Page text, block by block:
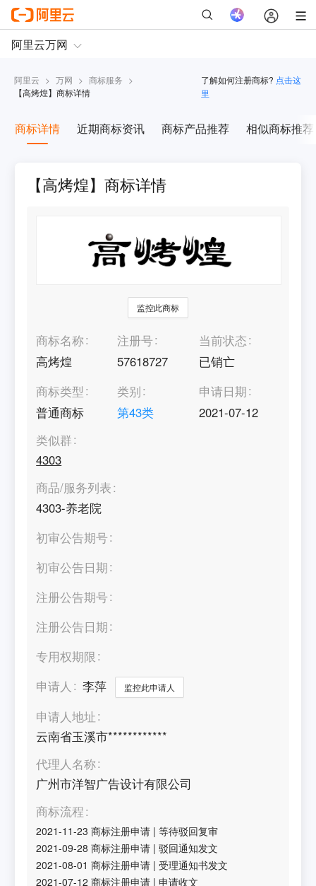
阿里云 > 万网 > 商标服务 >
【高烤煌】商标详情
了解如何注册商标? 点击这
里
商标详情 近期商标资讯 商标产品推荐 相似商标推荐
【高烤煌】商标详情
监控此商标
商标名称
高烤煌
注册号
57618727
当前状态
已销亡
商标类型
普通商标
类别
第43类
申请日期
2021-07-12
类似群
4303
商品/服务列表
4303-养老院
初审公告期号
初审公告日期
注册公告期号
注册公告日期
专用权期限
申请人
李萍 监控此申请人
申请人地址
云南省玉溪市************
代理人名称
广州市洋智广告设计有限公司
商标流程
2021-11-23 商标注册申请 |等待驳回复审
2021-09-28 商标注册申请 |驳回通知发文
2021-08-01 商标注册申请 |受理通知书发文
2021-07-12 商标注册申请 |申请收文